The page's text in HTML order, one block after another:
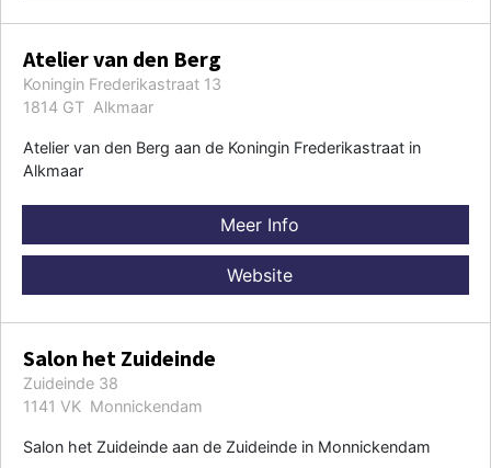
Atelier van den Berg
Koningin Frederikastraat 13
1814 GT Alkmaar
Atelier van den Berg aan de Koningin Frederikastraat in
Alkmaar
Meer Info
Website
Salon het Zuideinde
Zuideinde 38
1141 VK Monnickendam
Salon het Zuideinde aan de Zuideinde in Monnickendam